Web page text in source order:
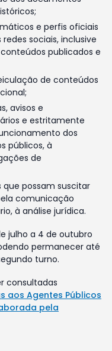
e perfis oficiais
sociais, inclusive
publicados e
de conteúdos
avisos e
e estritamente
dos
públicos, à
de
que possam suscitar
comunicação
à análise jurídica.
julho a 4 de outubro
permanecer até
turno.
consultadas
aos Agentes Públicos
pela